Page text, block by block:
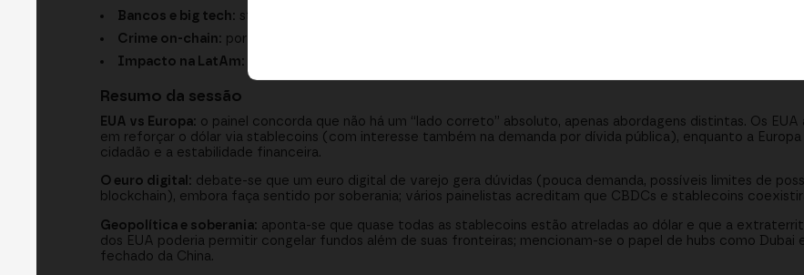
Bancos e big tech: stablecoins privadas, depósitos e juros
Crime on-chain: por que atrai atores ilícitos e como é combatido
Impacto na LatAm:
Resumo da sessão
EUA vs Europa: o painel concorda que não há um “lado correto” absoluto, apenas abordagens distintas. Os
em reforçar o dólar via stablecoins (com interesse também na demanda por dívida pública), enquanto a
cidadão e a estabilidade financeira.
O euro digital: debate-se que um euro digital de varejo gera dúvidas (pouca demanda, possíveis limites de
blockchain), embora faça sentido por soberania; vários painelistas acreditam que CBDCs e stablecoins
Geopolítica e soberania: aponta-se que quase todas as stablecoins estão atreladas ao dólar e que a
dos EUA poderia permitir congelar fundos além de suas fronteiras; mencionam-se o papel de hubs como Dubai
fechado da China.